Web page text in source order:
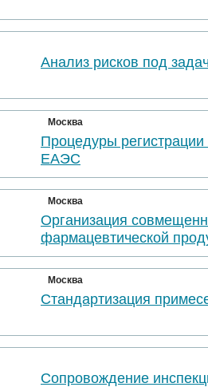
Анализ рисков под
Москва
Процедуры
ЕАЭС
Москва
Организация
фармацевтической
Москва
Стандартизация
Сопровождение